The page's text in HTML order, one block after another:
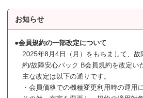
お知らせ
会員規約の一部改定について
2025年8月4日（月）をもちまして、故
約/故障安心パック B会員規約を改定い
主な改定は以下の通りです。
・会員価格での機種変更利用時の運用